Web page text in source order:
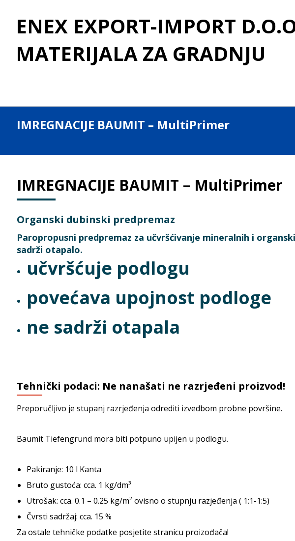
ENEX EXPORT-IMPORT
MATERIJALA ZA GRADNJU
IMREGNACIJE BAUMIT – MultiPrimer
IMREGNACIJE BAUMIT – MultiPrimer
Organski dubinski predpremaz
Paropropusni predpremaz za učvršćivanje mineralnih i
sadrži otapalo.
učvršćuje podlogu
povećava upojnost podloge
ne sadrži otapala
Tehnički podaci: Ne nanašati ne razrjeđeni proizvod!
Preporučljivo je stupanj razrjeđenja odrediti izvedbom probne površine.
Baumit Tiefengrund mora biti potpuno upijen u podlogu.
Pakiranje: 10 l Kanta
Bruto gustoća: cca. 1 kg/dm³
Utrošak: cca. 0.1 – 0.25 kg/m² ovisno o stupnju razjeđenja ( 1:1-1:5)
Čvrsti sadržaj: cca. 15 %
Za ostale tehničke podatke posjetite stranicu proizođača!